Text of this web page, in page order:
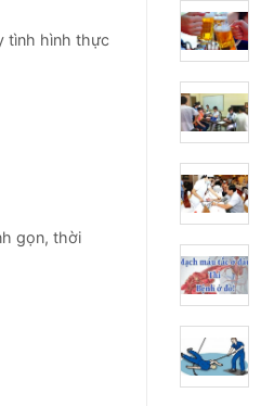
tình hình thực
gọn, thời